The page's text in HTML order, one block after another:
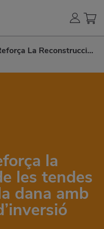
La Reconstrucció
35 Milions D’inversió
la
les tendes
dana amb